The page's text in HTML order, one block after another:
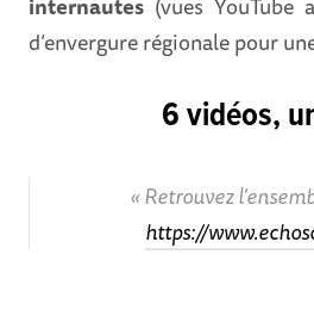
d’envergure régionale pour
6 vidéos,
Retrouvez
https://